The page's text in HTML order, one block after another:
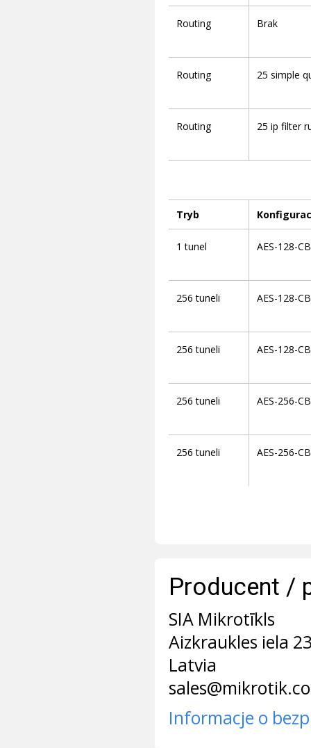
Routing Brak
Routing 25 simple
Routing 25 ip filter
Tryb
1 tunel AES-128-
256 tuneli AES-128-
256 tuneli AES-128-
256 tuneli AES-256-
256 tuneli AES-256-
Producent /
SIA Mikrotīkls
Aizkraukles iela
Latvia
Informacje o